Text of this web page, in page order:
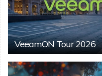
VeeamON Tour 2026